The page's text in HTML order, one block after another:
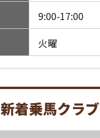
9:00-17:00
火曜
新着乗馬クラブ